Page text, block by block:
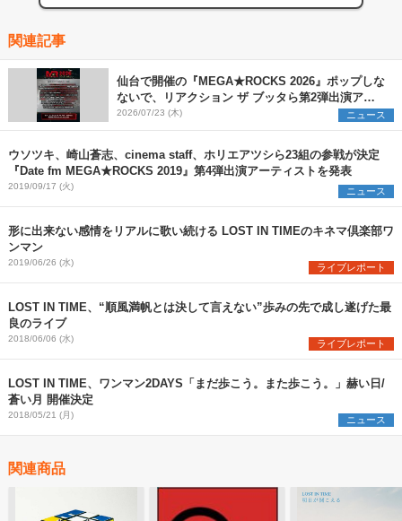
関連記事
仙台で開催の『MEGA★ROCKS 2026』ポップしな
ないで、リアクション ザ ブッタら第2弾出演アー
ティストを発表
2026/07/23 (木) ニュース
ウソツキ、崎山蒼志、cinema staff、ホリエアツシら23組の参戦が決定
『Date fm MEGA★ROCKS 2019』第4弾出演アーティストを発表
2019/09/17 (火) ニュース
形に出来ない感情をリアルに歌い続ける LOST IN TIMEのキネマ倶楽部ワ
ンマン
2019/06/26 (水) ライブレポート
LOST IN TIME、“順風満帆とは決して言えない”歩みの先で成し遂げた最
良のライブ
2018/06/06 (水) ライブレポート
LOST IN TIME、ワンマン2DAYS「まだ歩こう。また歩こう。」赫い日/
蒼い月 開催決定
2018/05/21 (月) ニュース
関連商品